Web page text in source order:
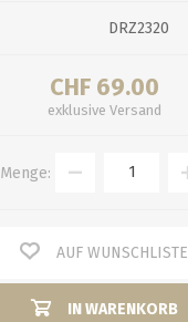
DRZ2320
CHF 69.00
exklusive Versand
Menge:
AUF WUNSCHLISTE
IN WARENKORB